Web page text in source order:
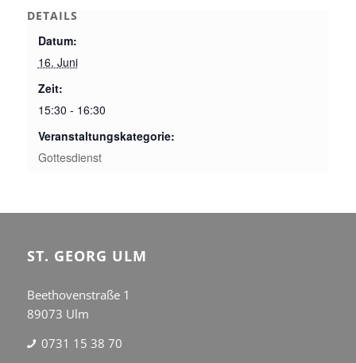
DETAILS
Datum:
16. Juni
Zeit:
15:30 - 16:30
Veranstaltungskategorie:
Gottesdienst
ST. GEORG ULM
Beethovenstraße 1
89073 Ulm
0731 15 38 70